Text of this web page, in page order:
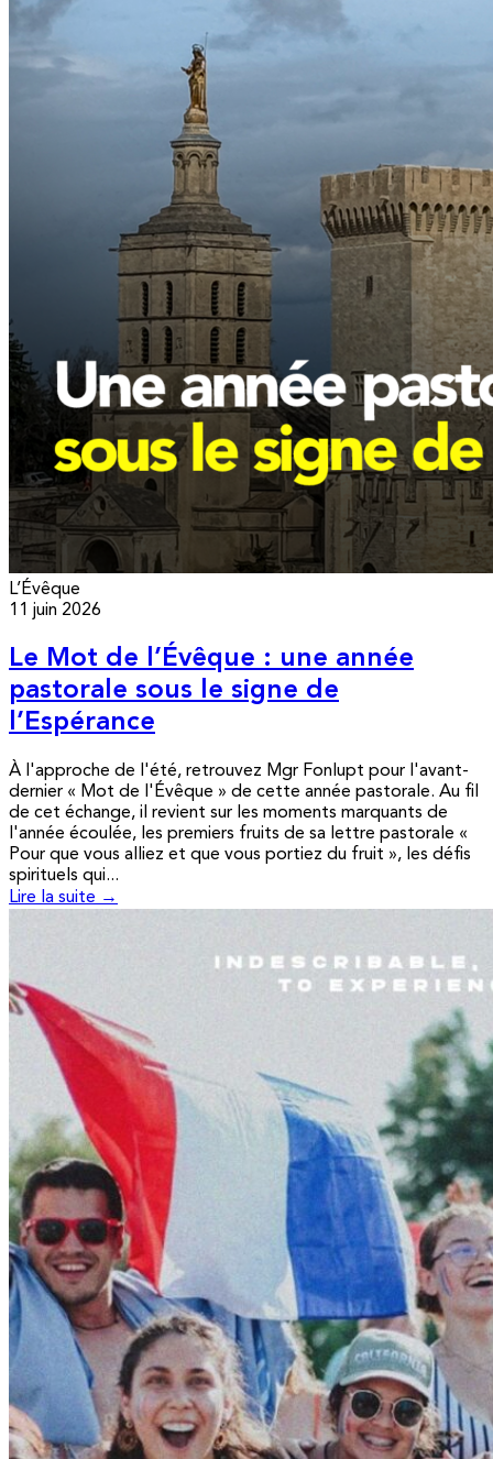
L’Évêque
11 juin 2026
Le Mot de l’Évêque : une année
pastorale sous le signe de
l’Espérance
À l'approche de l'été, retrouvez Mgr Fonlupt pour l'avant-
dernier « Mot de l'Évêque » de cette année pastorale. Au fil
de cet échange, il revient sur les moments marquants de
l'année écoulée, les premiers fruits de sa lettre pastorale «
Pour que vous alliez et que vous portiez du fruit », les défis
spirituels qui...
Lire la suite →